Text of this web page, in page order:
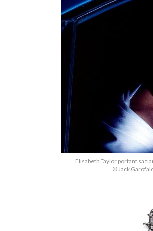
Elisabeth Taylor portant sa
© Jack